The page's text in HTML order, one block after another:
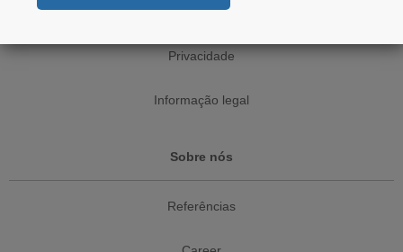
Terms & Conditions
Privacidade
Informação legal
Sobre nós
Referências